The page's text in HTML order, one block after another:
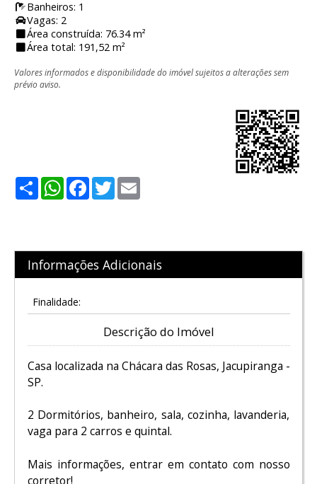
Banheiros: 1
Vagas: 2
Área construída: 76.34 m²
Área total: 191,52 m²
Valores informados e disponibilidade do imóvel sujeitos a alterações sem
prévio aviso.
ShareWhatsApp
Facebook
Twitter
Informações Adicionais
Finalidade:
Descrição do Imóvel
Casa localizada na Chácara das Rosas, Jacupiranga -
SP.
2 Dormitórios, banheiro, sala, cozinha, lavanderia,
vaga para 2 carros e quintal.
Mais informações, entrar em contato com nosso
corretor!